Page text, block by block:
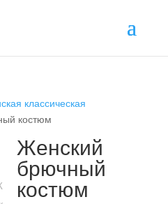
классическая
костюм
Женский
брючный
костюм